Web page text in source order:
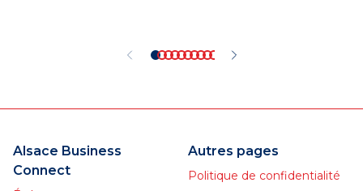
Alsace Business
Connect
Autres pages
Politique de confidentialité